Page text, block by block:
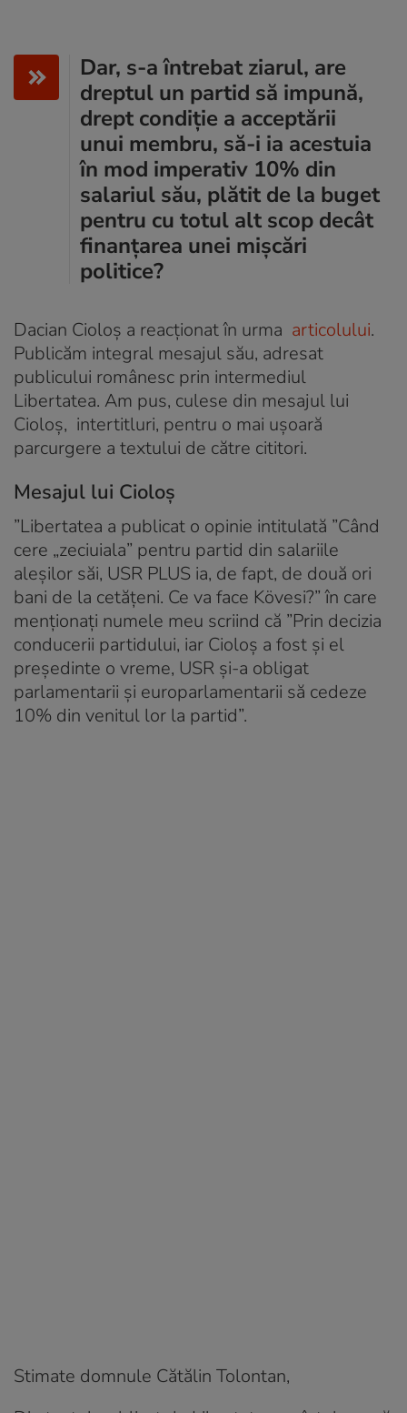
Dar, s-a întrebat ziarul, are
dreptul un partid să impună,
drept condiție a acceptării
unui membru, să-i ia acestuia
în mod imperativ 10% din
salariul său, plătit de la buget
pentru cu totul alt scop decât
finanțarea unei mișcări
politice?
Dacian Cioloș a reacționat în urma articolului.
Publicăm integral mesajul său, adresat
publicului românesc prin intermediul
Libertatea. Am pus, culese din mesajul lui
Cioloș, intertitluri, pentru o mai ușoară
parcurgere a textului de către cititori.
Mesajul lui Cioloș
”Libertatea a publicat o opinie intitulată ”Când
cere „zeciuiala” pentru partid din salariile
aleșilor săi, USR PLUS ia, de fapt, de două ori
bani de la cetățeni. Ce va face Kövesi?” în care
menționați numele meu scriind că ”Prin decizia
conducerii partidului, iar Cioloș a fost și el
președinte o vreme, USR și-a obligat
parlamentarii și europarlamentarii să cedeze
10% din venitul lor la partid”.
Stimate domnule Cătălin Tolontan,